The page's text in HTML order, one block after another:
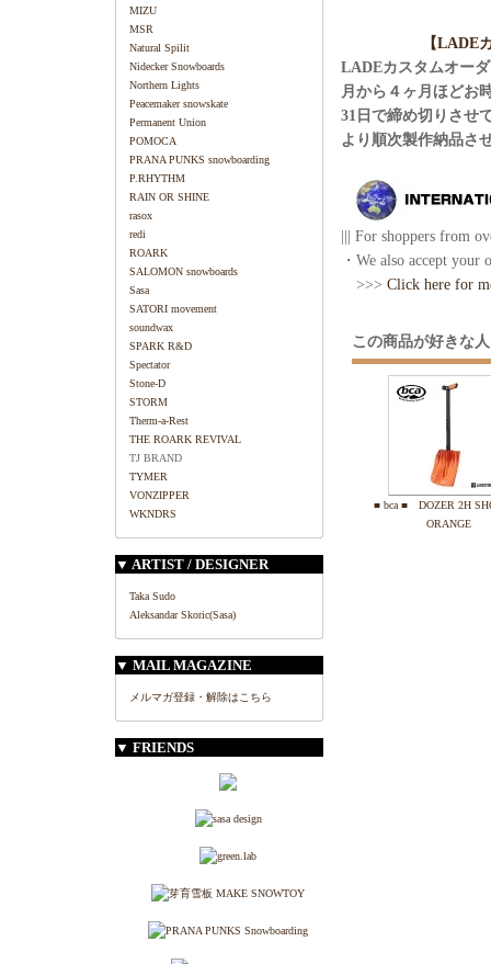
MIZU
MSR
Natural Spilit
Nidecker Snowboards
Northern Lights
Peacemaker snowskate
Permanent Union
POMOCA
PRANA PUNKS snowboarding
P.RHYTHM
RAIN OR SHINE
rasox
redi
ROARK
SALOMON snowboards
Sasa
SATORI movement
soundwax
SPARK R&D
Spectator
Stone-D
STORM
Therm-a-Rest
THE ROARK REVIVAL
TJ BRAND
TYMER
VONZIPPER
WKNDRS
▼ ARTIST / DESIGNER
Taka Sudo
Aleksandar Skoric(Sasa)
▼ MAIL MAGAZINE
メルマガ登録・解除はこちら
▼ FRIENDS
【LADE
LADEカスタムオー
月から４ヶ月ほどお
31日で締め切りさせ
より順次製作納品さ
||| For shoppers from
・We also accept your
>>> Click here for
この商品が好きな
■ bca ■ DOZER 2H
ORANGE